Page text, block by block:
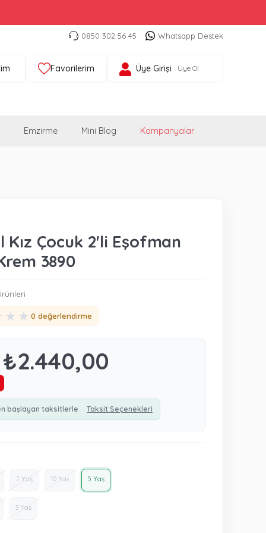
0850 302 56 45 Whatsapp Destek
Favorilerim Üye Girişi Üye Ol
Emzirme Mini Blog Kampanyalar
Kız Çocuk 2'li Eşofman
3890
★ ★ 0 değerlendirme
₺2.440,00
başlayan taksitlerle Taksit Seçenekleri
7 Yaş 10 Yaş 5 Yaş
3 Yaş